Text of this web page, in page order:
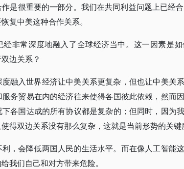
是很重要的一部分。我们在共同利益问题上已经
复中美这种合作关系。
经非常深度地融入了全球经济当中。这一因素是
边关系？
融入世界经济让中美关系更复杂，但也让中美关
务贸易在内的经济往来使得各国彼此依赖，然而
各国达成的所有协议都是复杂的；但同时，因为
得双边关系没有那么复杂，这就是当前形势的关键
，会降低两国人民的生活水平。而在像人工智能
我们自己和对方带来危险。